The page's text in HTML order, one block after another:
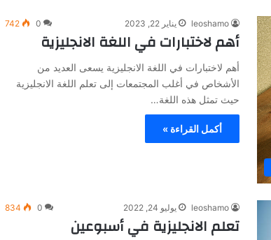
leoshamo يناير 22, 2023 0
742
أهم لاختبارات في اللغة الانجليزية
أهم لاختبارات في اللغة الانجليزية يسعى العديد من
الأشخاص في أغلب المجتمعات إلى تعلم اللغة الانجليزية
حيث تمثل هذه اللغة…
أكمل القراءة »
leoshamo يوليو 24, 2022 0
834
تعلم الانجليزية في أسبوعين